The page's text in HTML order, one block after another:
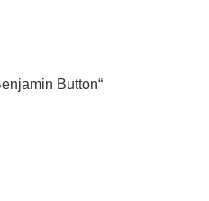
Button“